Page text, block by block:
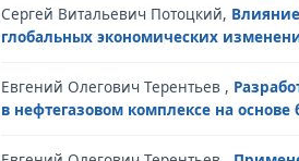
Сергей Витальевич Потоцкий,
глобальных экономических
Евгений Олегович Терентьев ,
в нефтегазовом комплексе на